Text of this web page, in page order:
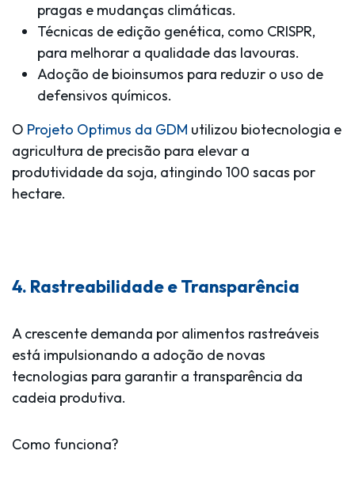
pragas e mudanças climáticas.
Técnicas de edição genética, como CRISPR,
para melhorar a qualidade das lavouras.
Adoção de bioinsumos para reduzir o uso de
defensivos químicos.
O Projeto Optimus da GDM utilizou biotecnologia e
agricultura de precisão para elevar a
produtividade da soja, atingindo 100 sacas por
hectare.
4. Rastreabilidade e Transparência
A crescente demanda por alimentos rastreáveis
está impulsionando a adoção de novas
tecnologias para garantir a transparência da
cadeia produtiva.
Como funciona?